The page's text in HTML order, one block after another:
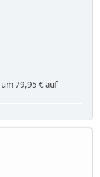
um 79,95 € auf